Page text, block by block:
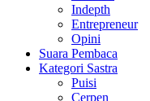
Indepth
Entrepreneur
Opini
Suara Pembaca
Kategori Sastra
Puisi
Cerpen